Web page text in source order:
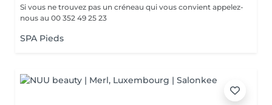
Si vous ne trouvez pas un créneau qui vous convient appelez-
nous au 00 352 49 25 23
SPA Pieds